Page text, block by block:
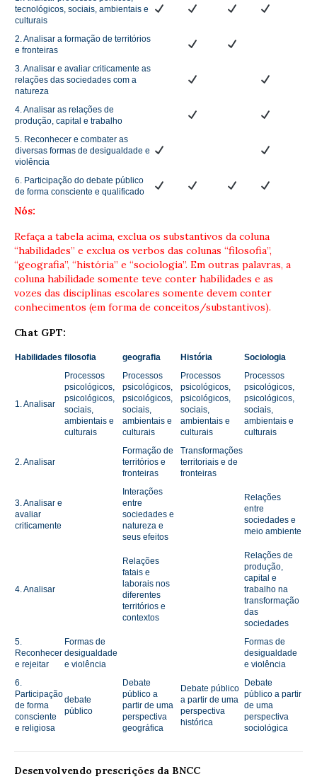
tecnológicos, sociais, ambientais e
culturais
2. Analisar a formação de territórios
e fronteiras
3. Analisar e avaliar criticamente as
relações das sociedades com a
natureza
4. Analisar as relações de
produção, capital e trabalho
5. Reconhecer e combater as
diversas formas de desigualdade e
violência
6. Participação do debate público
de forma consciente e qualificado
Nós:
Refaça a tabela acima, exclua os substantivos da coluna
“habilidades” e exclua os verbos das colunas “filosofia”,
“geografia”, “história” e “sociologia”. Em outras palavras, a
coluna habilidade somente teve conter habilidades e as
vozes das disciplinas escolares somente devem conter
conhecimentos (em forma de conceitos/substantivos).
Chat GPT:
Habilidades filosofia geografia História Sociologia
1. Analisar
Processos
psicológicos,
psicológicos,
sociais,
ambientais e
culturais
Processos
psicológicos,
psicológicos,
sociais,
ambientais e
culturais
Processos
psicológicos,
psicológicos,
sociais,
ambientais e
culturais
Processos
psicológicos,
psicológicos,
sociais,
ambientais e
culturais
2. Analisar
Formação de
territórios e
fronteiras
Transformações
territoriais e de
fronteiras
3. Analisar e
avaliar
criticamente
Interações
entre
sociedades e
natureza e
seus efeitos
Relações
entre
sociedades e
meio ambiente
4. Analisar
Relações
fatais e
laborais nos
diferentes
territórios e
contextos
Relações de
produção,
capital e
trabalho na
transformação
das
sociedades
5.
Reconhecer
e rejeitar
Formas de
desigualdade
e violência
Formas de
desigualdade
e violência
6.
Participação
de forma
consciente
e religiosa
debate
público
Debate
público a
partir de uma
perspectiva
geográfica
Debate público
a partir de uma
perspectiva
histórica
Debate
público a partir
de uma
perspectiva
sociológica
Desenvolvendo prescrições da BNCC